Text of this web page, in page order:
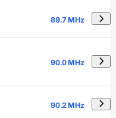
89.7 MHz
90.0 MHz
90.2 MHz